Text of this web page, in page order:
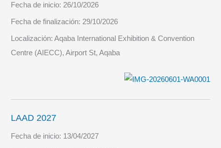
Fecha de inicio: 26/10/2026
Fecha de finalización: 29/10/2026
Localización:Aqaba International Exhibition & Convention
Centre (AIECC), Airport St, Aqaba
LAAD 2027
Fecha de inicio: 13/04/2027